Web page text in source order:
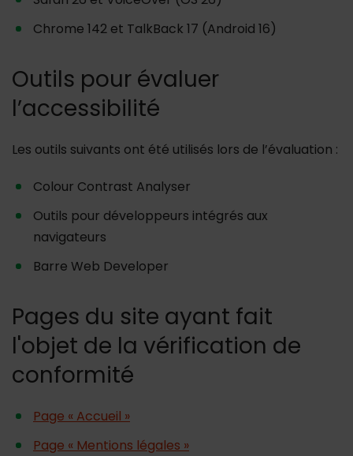
Chrome 142 et TalkBack 17 (Android 16)
Outils pour évaluer
l’accessibilité
Les outils suivants ont été utilisés lors de l’évaluation :
Colour Contrast Analyser
Outils pour développeurs intégrés aux
navigateurs
Barre Web Developer
Pages du site ayant fait
l'objet de la vérification de
conformité
Page « Accueil »
Page « Mentions légales »